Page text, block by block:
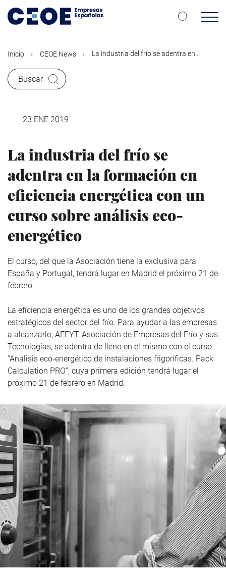
contenido
Inicio CEOE News La industria del frío se adentra en...
Buscar
23 ENE 2019
La industria del frío se
adentra en la formación en
eficiencia energética con un
curso sobre análisis eco-
energético
El curso, del que la Asociación tiene la exclusiva para
España y Portugal, tendrá lugar en Madrid el próximo 21 de
febrero
La eficiencia energética es uno de los grandes objetivos
estratégicos del sector del frío. Para ayudar a las empresas
a alcanzarlo, AEFYT, Asociación de Empresas del Frío y sus
Tecnologías, se adentra de lleno en el mismo con el curso
“Análisis eco-energético de instalaciones frigoríficas. Pack
Calculation PRO”, cuya primera edición tendrá lugar el
próximo 21 de febrero en Madrid.